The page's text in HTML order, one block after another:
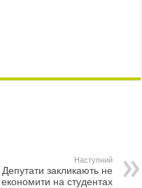
Наступний
Депутати закликають не
економити на студентах